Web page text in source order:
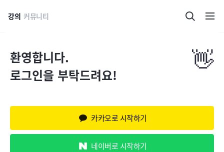
강의 커뮤니티
환영합니다.
로그인을 부탁드려요!
👋
카카오로 시작하기
네이버로 시작하기